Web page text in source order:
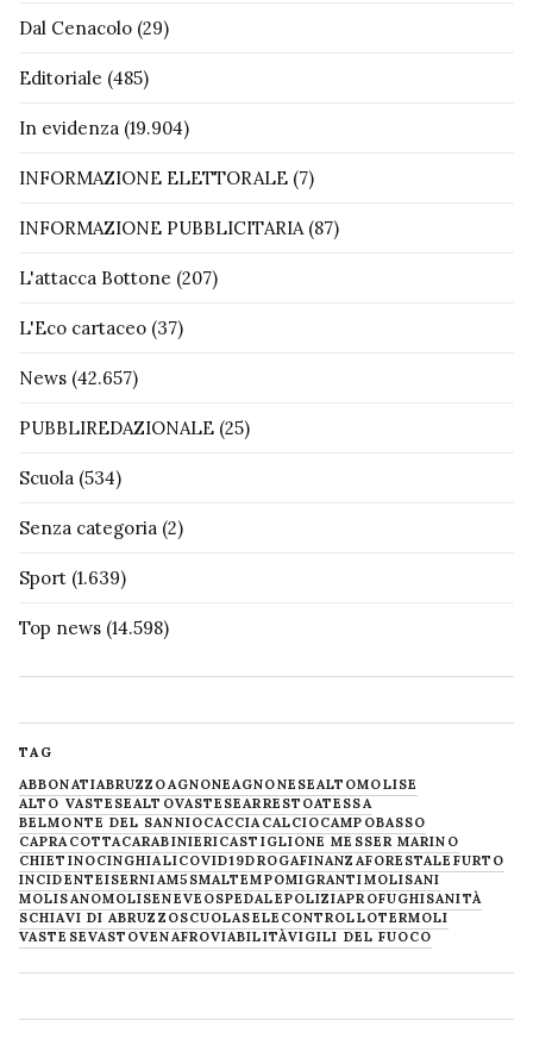
Dal Cenacolo (29)
Editoriale (485)
In evidenza (19.904)
INFORMAZIONE ELETTORALE (7)
INFORMAZIONE PUBBLICITARIA(87)
L'attacca Bottone (207)
L'Eco cartaceo (37)
News (42.657)
PUBBLIREDAZIONALE (25)
Scuola (534)
Senza categoria (2)
Sport (1.639)
Top news (14.598)
TAG
ABBONATIABRUZZOAGNONEAGNONESEALTOMOLISE
ALTO VASTESEALTOVASTESEARRESTOATESSA
BELMONTE DEL SANNIOCACCIACALCIOCAMPOBASSO
CAPRACOTTACARABINIERICASTIGLIONE MESSER MARINO
CHIETINOCINGHIALICOVID19DROGAFINANZAFORESTALE FURTO
INCIDENTEISERNIAM5SMALTEMPOMIGRANTIMOLISANI
MOLISANOMOLISENEVE OSPEDALEPOLIZIAPROFUGHISANITÀ
SCHIAVI DI ABRUZZOSCUOLASELECONTROLLOTERMOLI
VASTESEVASTOVENAFROVIABILITÀVIGILI DEL FUOCO